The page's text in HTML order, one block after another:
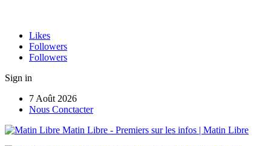
Likes
Followers
Followers
Sign in
7 Août 2026
Nous Conctacter
Matin Libre - Premiers sur les infos | Matin Libre